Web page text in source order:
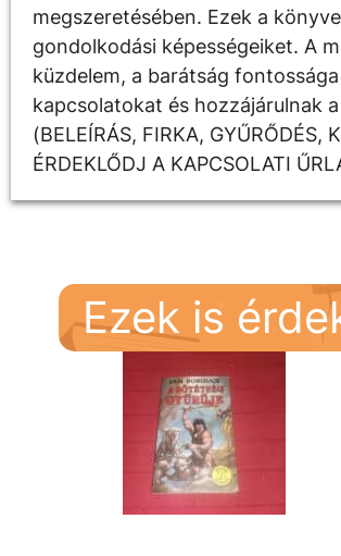
megszeretésében. Ezek a
gondolkodási képességeiket. A
küzdelem, a barátság
kapcsolatokat és hozzájárulnak a
(BELEÍRÁS, FIRKA, GYŰRŐDÉS,
ÉRDEKLŐDJ A KAPCSOLATI
Ezek is